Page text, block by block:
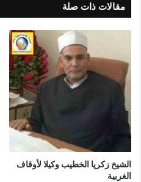
مقالات ذات صلة
الشيخ زكريا الخطيب وكيلا لأوقاف
الغربية